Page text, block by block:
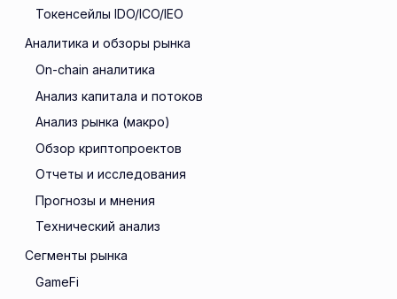
Токенсейлы IDO/ICO/IEO
Аналитика и обзоры рынка
On-chain аналитика
Анализ капитала и потоков
Анализ рынка (макро)
Обзор криптопроектов
Отчеты и исследования
Прогнозы и мнения
Технический анализ
Сегменты рынка
GameFi